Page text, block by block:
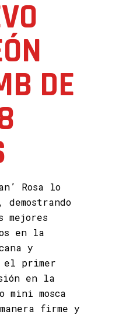
DE
Rosa lo
demostrando
mejores
en la
y
el primer
en la
mini mosca
firme y